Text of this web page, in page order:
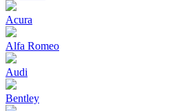
Acura
Alfa Romeo
Audi
Bentley